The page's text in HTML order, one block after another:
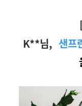
K**님, 샌프